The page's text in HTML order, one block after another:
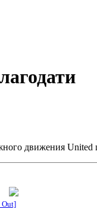
движения United
Out]